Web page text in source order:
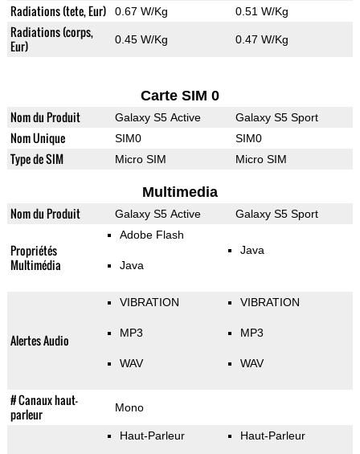
Radiations (tete, Eur) 0.67 W/Kg 0.51 W/Kg
Radiations (corps,
Eur)
0.45 W/Kg 0.47 W/Kg
Carte SIM 0
Nom du Produit Galaxy S5 Active Galaxy S5 Sport
Nom Unique SIM0 SIM0
Type de SIM Micro SIM Micro SIM
Multimedia
Nom du Produit Galaxy S5 Active Galaxy S5 Sport
Propriétés
Multimédia
Adobe Flash
Java
Java
Alertes Audio
VIBRATION
MP3
WAV
VIBRATION
MP3
WAV
# Canaux haut-
parleur
Mono
Haut-Parleur Haut-Parleur